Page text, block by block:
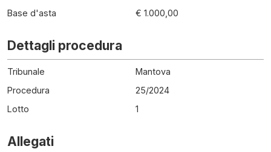
Base d'asta
€ 1.000,00
Dettagli procedura
Tribunale
Mantova
Procedura
25/2024
Lotto
1
Allegati